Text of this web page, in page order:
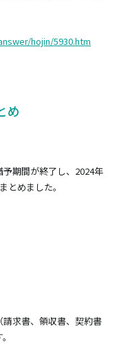
hojin/5930.htm
め
期間が終了し、2024年
とめました。
求書、領収書、契約書